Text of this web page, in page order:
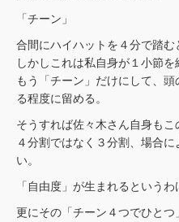
「チーン」
合間にハイハットを４分で踏む
しかしこれは私自身が１小節を
もう「チーン」だけにして、
る程度に留める。
そうすれば佐々木さん自身も
４分割ではなく３分割、場合
い。
「自由度」が生まれるというわ
更にその「チーン４つでひと